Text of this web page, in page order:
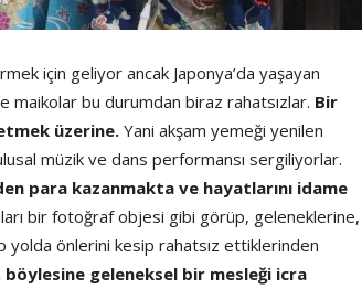
için geliyor ancak Japonya’da yaşayan
maikolar bu durumdan biraz rahatsızlar. Bir
üzerine. Yani akşam yemeği yenilen
müzik ve dans performansı sergiliyorlar.
para kazanmakta ve hayatlarını idame
bir fotoğraf objesi gibi görüp, geleneklerine,
yolda önlerini kesip rahatsız ettiklerinden
geleneksel bir mesleği icra